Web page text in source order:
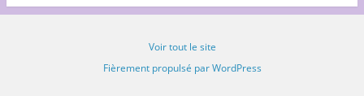
a
Voir tout le site
Fièrement propulsé par WordPress